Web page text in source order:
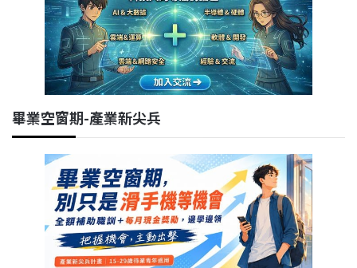
畢業空窗期-產業新尖兵